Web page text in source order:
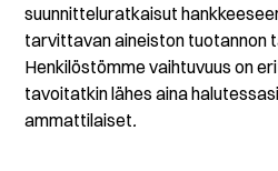
suunnitteluratkaisut
tarvittavan aineiston tuotannon
Henkilöstömme vaihtuvuus on
tavoitatkin lähes aina
ammattilaiset.